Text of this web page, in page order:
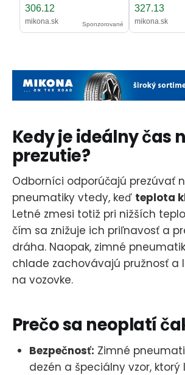
306.12
mikona.sk Sponzorované
327.13
mikona.sk
Kedy je ideálny čas
prezutie?
Odborníci odporúčajú prezúvať
pneumatiky vtedy, keď teplota
Letné zmesi totiž pri nižších
čím sa znižuje ich priľnavosť a
dráha. Naopak, zimné
chlade zachovávajú pružnosť a
na vozovke.
Prečo sa neoplatí
Bezpečnosť: Zimné
dezén a špeciálny vzor, ktorý